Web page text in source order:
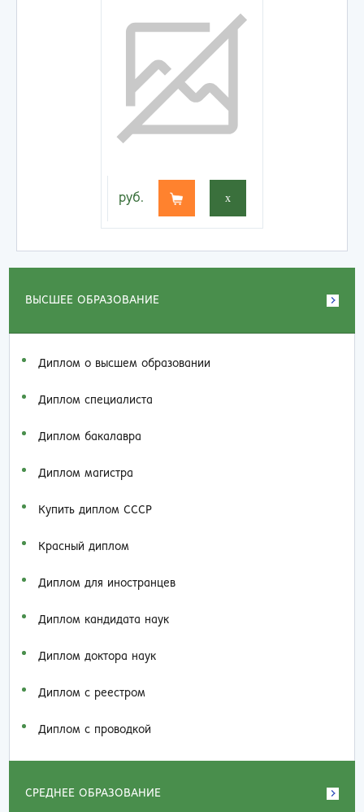
ВЫСШЕЕ ОБРАЗОВАНИЕ
Диплом о высшем образовании
Диплом специалиста
Диплом бакалавра
Диплом магистра
Купить диплом СССР
Красный диплом
Диплом для иностранцев
Диплом кандидата наук
Диплом доктора наук
Диплом с реестром
Диплом с проводкой
СРЕДНЕЕ ОБРАЗОВАНИЕ
руб. x